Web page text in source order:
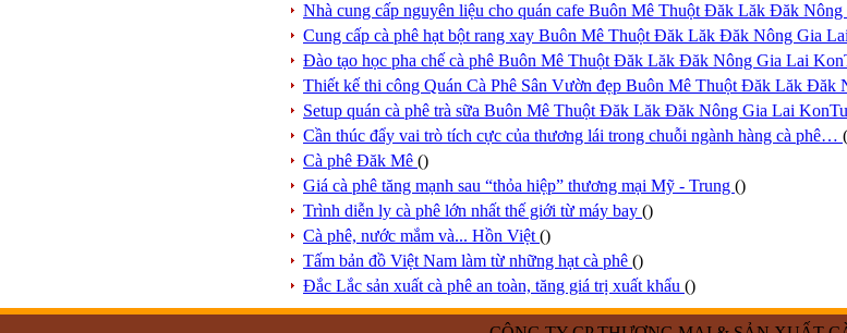
Nhà cung cấp nguyên liệu cho quán cafe Buôn Mê Thuột Đăk Lăk Đăk
Cung cấp cà phê hạt bột rang xay Buôn Mê Thuột Đăk Lăk Đăk Nông Gia
Đào tạo học pha chế cà phê Buôn Mê Thuột Đăk Lăk Đăk Nông Gia Lai
Thiết kế thi công Quán Cà Phê Sân Vườn đẹp Buôn Mê Thuột Đăk Lăk
Setup quán cà phê trà sữa Buôn Mê Thuột Đăk Lăk Đăk Nông Gia Lai
Cần thúc đẩy vai trò tích cực của thương lái trong chuỗi ngành hàng cà phê…
Cà phê Đăk Mê ()
Giá cà phê tăng mạnh sau “thỏa hiệp” thương mại Mỹ - Trung ()
Trình diễn ly cà phê lớn nhất thế giới từ máy bay ()
Cà phê, nước mắm và... Hồn Việt ()
Tấm bản đồ Việt Nam làm từ những hạt cà phê ()
Đắc Lắc sản xuất cà phê an toàn, tăng giá trị xuất khẩu ()